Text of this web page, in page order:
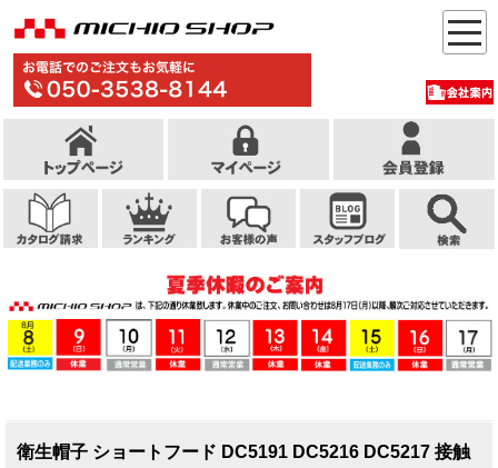
衛生帽子 ショートフード DC5191 DC5216 DC5217 接触